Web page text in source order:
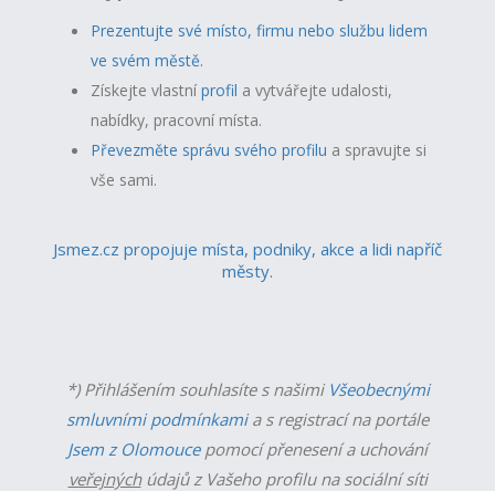
Prezentujte své místo, firmu nebo službu lidem
ve svém městě.
Získejte vlastníprofil a vytvářejte udalosti,
nabídky, pracovní místa.
Převezměte správu svého profilu a spravujte si
vše sami.
Jsmez.cz propojuje místa, podniky, akce a lidi napříč
městy.
*) Přihlášením souhlasíte s našimi Všeobecnými
smluvními podmínkamia s registrací na portále
Jsem z Olomoucepomocí přenesení a uchování
veřejnýchúdajů z Vašeho profilu na sociální síti